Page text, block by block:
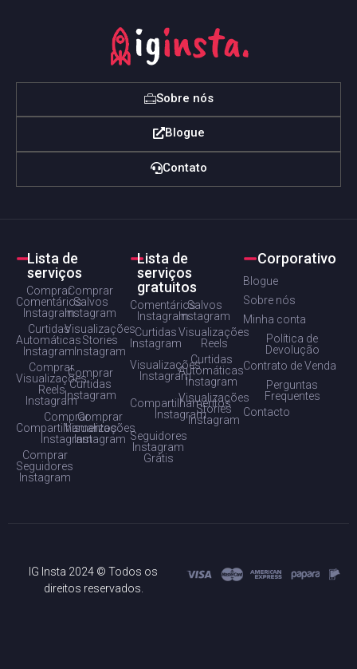
Sobre nós
Blogue
Contato
Lista de
serviços
Comprar
Comentários
Instagram
Comprar
Salvos
Instagram
Curtidas
Automáticas
Instagram
Visualizações
Stories
Instagram
Comprar
Visualizações
Reels
Instagram
Comprar
Curtidas
Instagram
Comprar
Compartilhamentos
Instagram
Comprar
Visualizações
Instagram
Comprar
Seguidores
Instagram
Lista de
serviços
gratuitos
Comentários
Instagram
Salvos
Instagram
Curtidas
Instagram
Visualizações
Reels
Visualizações
Instagram
Curtidas
Automáticas
Instagram
Compartilhamentos
Instagram
Visualizações
Stories
Instagram
Seguidores
Instagram
Grátis
Corporativo
Blogue
Sobre nós
Minha conta
Política de
Devolução
Contrato de Venda
Perguntas
Frequentes
Contacto
IG Insta 2024 © Todos os
direitos reservados.